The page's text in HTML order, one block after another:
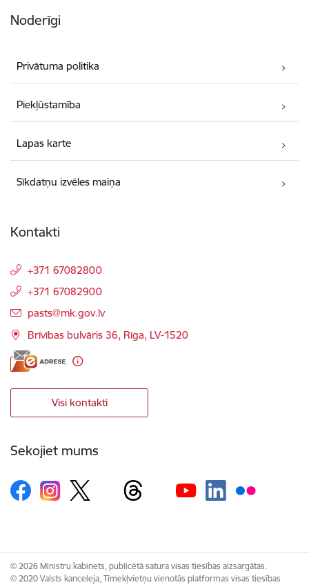
Noderīgi
Privātuma politika
Piekļūstamība
Lapas karte
Sīkdatņu izvēles maiņa
Kontakti
+371 67082800
+371 67082900
E-pasts:
pasts@mk.gov.lv
Brīvības bulvāris 36, Rīga, LV-1520
Visi kontakti
Sekojiet mums
© 2026 Ministru kabinets, publicētā satura visas tiesības aizsargātas.
© 2020 Valsts kanceleja, Tīmekļvietņu vienotās platformas visas tiesības